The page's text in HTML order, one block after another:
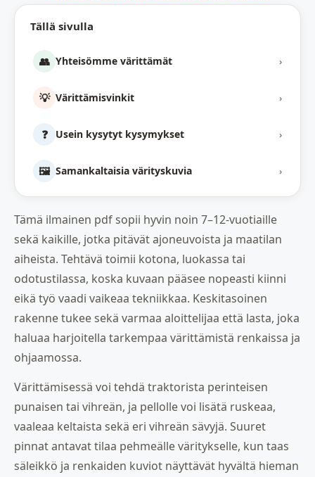
Tällä sivulla
👥 Yhteisömme värittämät ›
💡 Värittämisvinkit ›
❓ Usein kysytyt kysymykset ›
🖼️ Samankaltaisia värityskuvia ›
Tämä ilmainen pdf sopii hyvin noin 7–12-vuotiaille
sekä kaikille, jotka pitävät ajoneuvoista ja maatilan
aiheista. Tehtävä toimii kotona, luokassa tai
odotustilassa, koska kuvaan pääsee nopeasti kiinni
eikä työ vaadi vaikeaa tekniikkaa. Keskitasoinen
rakenne tukee sekä varmaa aloittelijaa että lasta, joka
haluaa harjoitella tarkempaa värittämistä renkaissa ja
ohjaamossa.
Värittämisessä voi tehdä traktorista perinteisen
punaisen tai vihreän, ja pellolle voi lisätä ruskeaa,
vaaleaa keltaista sekä eri vihreän sävyjä. Suuret
pinnat antavat tilaa pehmeälle väritykselle, kun taas
säleikkö ja renkaiden kuviot näyttävät hyvältä hieman